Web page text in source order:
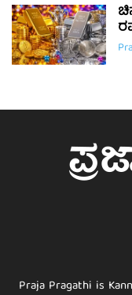
Praja Pragathi is